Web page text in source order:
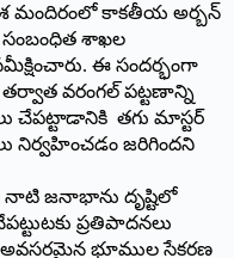
కాకతీయ అర్బన్‌
సంబంధిత శాఖల
ఈ సందర్భంగా
వరంగల్‌ ‌పట్టణాన్ని
చేపట్టాడానికి తగు మాస్టర్‌
నిర్వహించడం జరిగిందని
నాటి జనాభాను దృష్టిలో
ప్రతిపాదనలు
అవసరమైన భూముల సేకరణ